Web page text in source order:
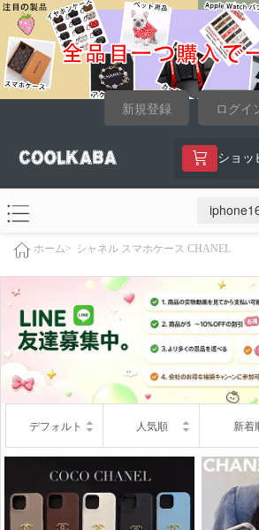
新規登録 ログイ
ショッ
ホーム> シャネル スマホケース CHANEL
デフォルト 人気順 新着